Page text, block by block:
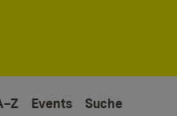
Events Suche